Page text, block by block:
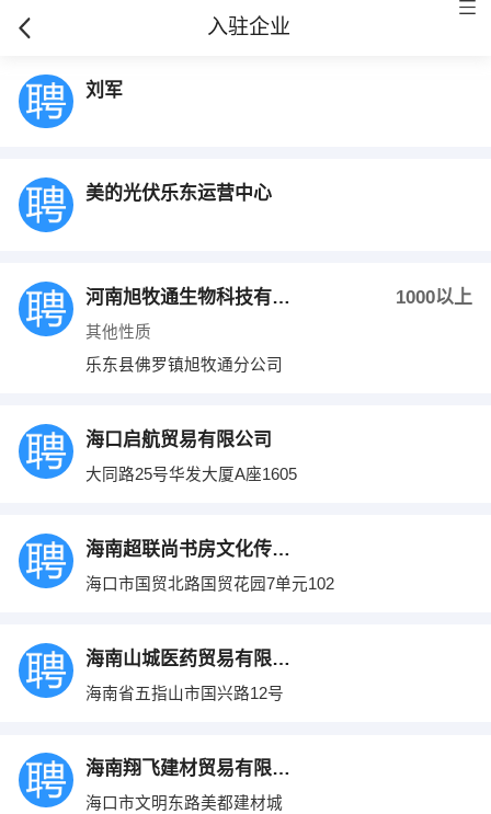
入驻企业
刘军
美的光伏乐东运营中心
河南旭牧通生物科技有限公司 1000以上
其他性质
乐东县佛罗镇旭牧通分公司
海口启航贸易有限公司
大同路25号华发大厦A座1605
海南超联尚书房文化传播有限公司
海口市国贸北路国贸花园7单元102
海南山城医药贸易有限公司
海南省五指山市国兴路12号
海南翔飞建材贸易有限公司
海口市文明东路美都建材城